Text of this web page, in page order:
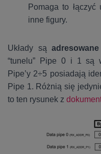
Pomaga to łączyć
inne figury.
Układy są
“tunelu” Pipe 0 i 1 są
Pipe’y 2÷5 posiadają
Pipe 1. Różnią się
to ten rysunek z